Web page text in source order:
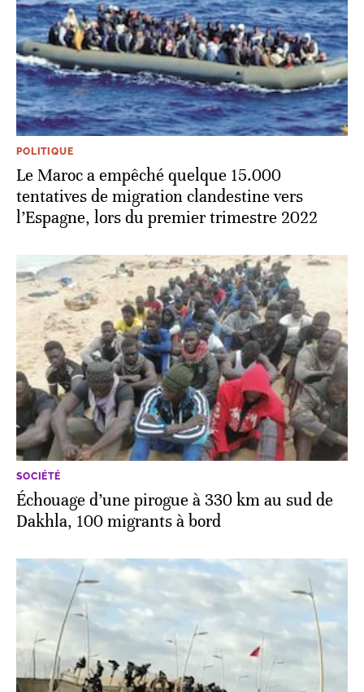
POLITIQUE
Le Maroc a empêché quelque 15.000
tentatives de migration clandestine vers
l’Espagne, lors du premier trimestre 2022
SOCIÉTÉ
Échouage d’une pirogue à 330 km au sud de
Dakhla, 100 migrants à bord